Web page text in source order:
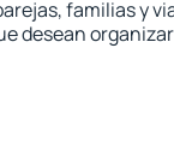
familias y
desean